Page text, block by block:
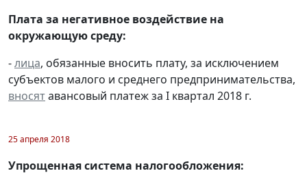
Плата за негативное воздействие на
окружающую среду:
-лица, обязанные вносить плату, за исключением
субъектов малого и среднего предпринимательства,
вносятавансовый платеж за I квартал 2018 г.
25 апреля 2018
Упрощенная система налогообложения: